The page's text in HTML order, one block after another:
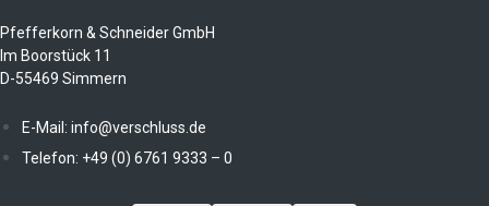
Pfefferkorn & Schneider GmbH
Im Boorstück 11
D-55469 Simmern
E-Mail: info@verschluss.de
Telefon: +49 (0) 6761 9333 – 0